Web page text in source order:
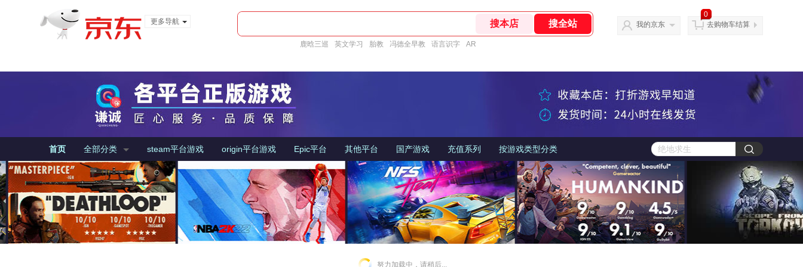
更多导航
鹿晗三巡 英文学习 胎教 冯德全早教 语言识字 AR
我的京东
0
去购物车结算
首页 全部分类 steam平台游戏 origin平台游戏 Epic平台 其他平台 国产游戏 充值系列 按游戏类型分类
努力加载中，请稍后...